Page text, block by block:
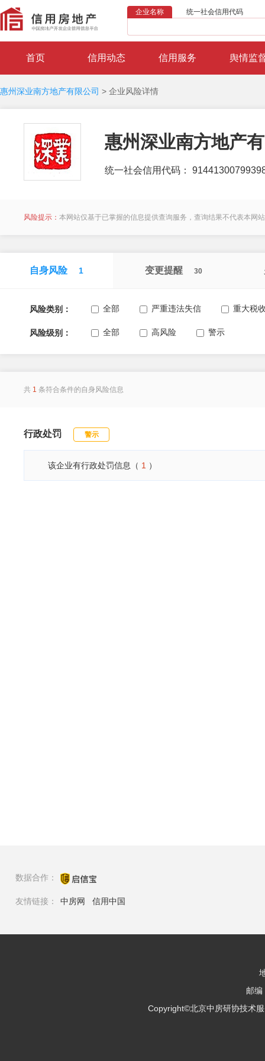
企业名称 统一社会信用代码
首页 信用动态 信用服务 舆情监
惠州深业南方地产有限公司 > 企业风险详情
惠州深业南方地产
统一社会信用代码：
风险提示： 本网站仅基于已掌握的信息提供查询服务，查询结果不代表本网
自身风险 1 变更提醒 30
风险类别： 全部 严重违法失信 重大税
风险级别： 全部 高风险 警示
共 1 条符合条件的自身风险信息
行政处罚 警示
该企业有行政处罚信息（ 1 ）
数据合作：
友情链接： 中房网 信用中国
邮
Copyright©北京中房研协技术